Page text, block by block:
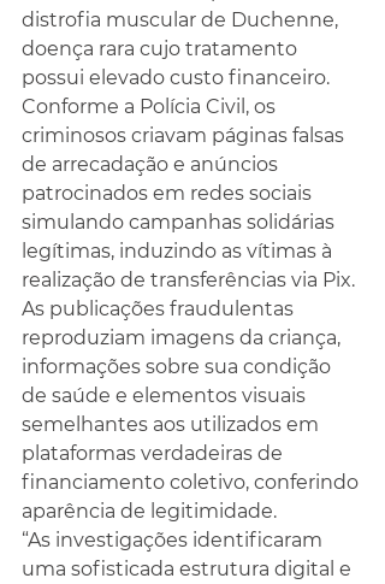
distrofia muscular de Duchenne,
doença rara cujo tratamento
possui elevado custo financeiro.
Conforme a Polícia Civil, os
criminosos criavam páginas falsas
de arrecadação e anúncios
patrocinados em redes sociais
simulando campanhas solidárias
legítimas, induzindo as vítimas à
realização de transferências via Pix.
As publicações fraudulentas
reproduziam imagens da criança,
informações sobre sua condição
de saúde e elementos visuais
semelhantes aos utilizados em
plataformas verdadeiras de
financiamento coletivo, conferindo
aparência de legitimidade.
“As investigações identificaram
uma sofisticada estrutura digital e